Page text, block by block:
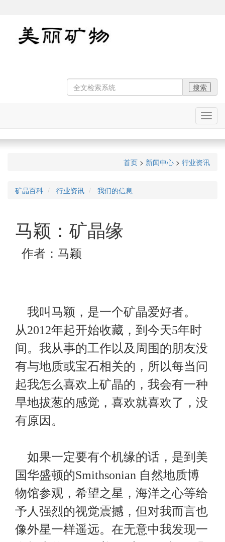
在
线
导
首页 > 新闻中心 > 行业资讯
矿晶百科 行业资讯 我们的信息
马颖：矿晶缘
作者：马颖
我叫马颖，是一个矿晶爱好者。
从2012年起开始收藏，到今天5年时
间。我从事的工作以及周围的朋友没
有与地质或宝石相关的，所以每当问
起我怎么喜欢上矿晶的，我会有一种
旱地拔葱的感觉，喜欢就喜欢了，没
有原因。
如果一定要有个机缘的话，是到美
国华盛顿的Smithsonian 自然地质博
物馆参观，希望之星，海洋之心等给
予人强烈的视觉震撼，但对我而言也
像外星一样遥远。在无意中我发现一